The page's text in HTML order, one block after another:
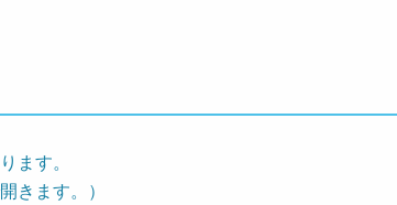
ます。
きます。）